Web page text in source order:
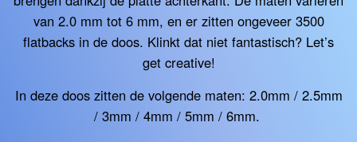
van 2.0 mm tot 6 mm, en er zitten ongeveer 3500
flatbacks in de doos. Klinkt dat niet fantastisch? Let’s
get creative!
In deze doos zitten de volgende maten: 2.0mm / 2.5mm
/ 3mm / 4mm / 5mm / 6mm.